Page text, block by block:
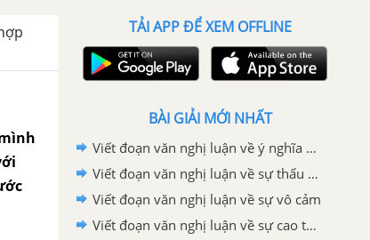
TẢI APP ĐỂ XEM OFFLINE
BÀI GIẢI MỚI NHẤT
Viết đoạn văn nghị luận về ý nghĩa của việc tìm ra niềm đam mê thực sự của chính mình trong cuộc sống.
Viết đoạn văn nghị luận về sự thấu cảm
Viết đoạn văn nghị luận về sự vô cảm
Viết đoạn văn nghị luận về sự cao thượng